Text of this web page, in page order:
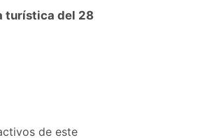
turística del 28
de este